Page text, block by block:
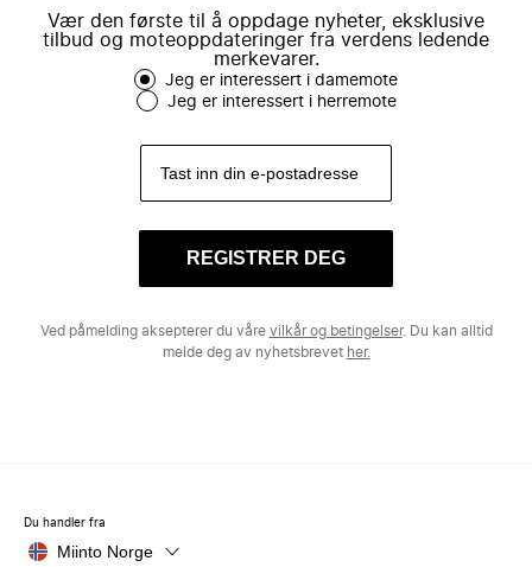
Vær den første til å oppdage nyheter, eksklusive
tilbud og moteoppdateringer fra verdens ledende
merkevarer.
Jeg er interessert i damemote
Jeg er interessert i herremote
REGISTRER DEG
Ved påmelding aksepterer du våre vilkår og betingelser. Du kan alltid
melde deg av nyhetsbrevet her.
Du handler fra
Miinto Norge